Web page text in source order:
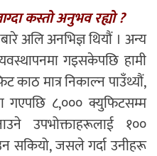
कस्तो अनुभव रह्यो ?
अलि अनभिज्ञ थियौं । अन्य
गइसकेपछि हामी
काठ मात्र निकाल्न पाउँथ्यौं,
गएपछि ८,००० क्युफिटसम्म
उपभोक्ताहरूलाई १००
सकियो, जसले गर्दा उनीहरू